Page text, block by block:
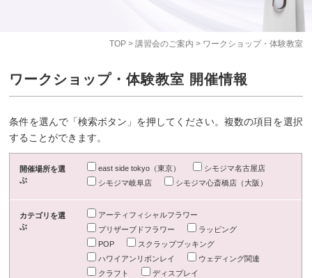
TOP> 講習会のご案内 > ワークショップ・体験教室
ワークショップ・体験教室 開催情報
条件を選んで「検索ボタン」を押してください。複数の項目を選択
することができます。
開催場所を選
ぶ
east side tokyo（東京）
シモジマ名古屋店
シモジマ岐阜店
シモジマ心斎橋店（大阪）
カテゴリを選
ぶ
アーティフィシャルフラワー
プリザーブドフラワー
ラッピング
POP
スクラップブッキング
ハワイアンリボンレイ
ウェディング関連
クラフト
ディスプレイ